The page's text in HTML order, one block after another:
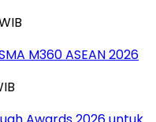
M360 ASEAN 2026